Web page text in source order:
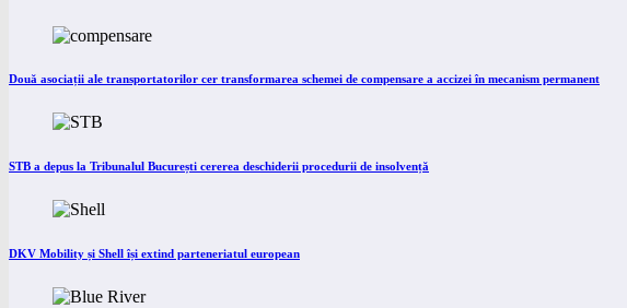
Două asociații ale transportatorilor cer transformarea schemei de compensare a accizei în mecanism permanent
STB a depus la Tribunalul București cererea deschiderii procedurii de insolvență
DKV Mobility și Shell își extind parteneriatul european